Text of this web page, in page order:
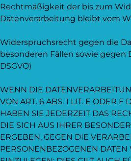
Rechtmäßigkeit der bis zum
Datenverarbeitung bleibt vom
Widerspruchsrecht gegen die
besonderen Fällen sowie gegen
DSGVO)
WENN DIE
VON ART. 6 ABS. 1 LIT. E ODER F
HABEN SIE JEDERZEIT DAS
DIE SICH AUS IHRER
ERGEBEN, GEGEN DIE
PERSONENBEZOGENEN